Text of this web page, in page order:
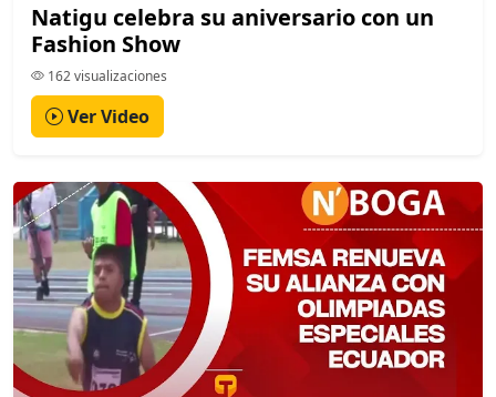
Natigu celebra su aniversario con un
Fashion Show
162 visualizaciones
Ver Video